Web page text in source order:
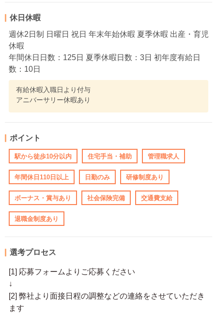
休日休暇
週休2日制 日曜日 祝日 年末年始休暇 夏季休暇 出産・育児
休暇
年間休日日数：125日 夏季休暇日数：3日 初年度有給日
数：10日
有給休暇入職日より付与
アニバーサリー休暇あり
ポイント
駅から徒歩10分以内 住宅手当・補助 管理職求人
年間休日110日以上 日勤のみ 研修制度あり
ボーナス・賞与あり 社会保険完備 交通費支給
退職金制度あり
選考プロセス
[1] 応募フォームよりご応募ください
↓
[2] 弊社より面接日程の調整などの連絡をさせていただき
ます